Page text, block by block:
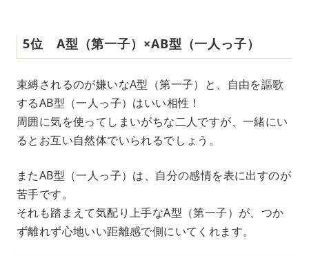
5位 A型（第一子）×AB型（一人っ子）
束縛されるのが嫌いなA型（第一子）と、自由を謳歌
するAB型（一人っ子）はいい相性！
周囲に気を使ってしまいがちな二人ですが、一緒にい
るとお互い自然体でいられるでしょう。
またAB型（一人っ子）は、自分の感情を表に出すのが
苦手です。
それも踏まえて気配り上手なA型（第一子）が、つか
ず離れず心地いい距離感で側にいてくれます。